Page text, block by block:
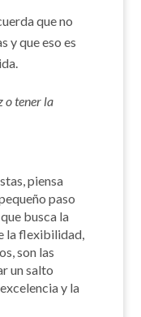
que no
y que eso es
o tener la
piensa
paso
busca la
la flexibilidad,
son las
un salto
y la